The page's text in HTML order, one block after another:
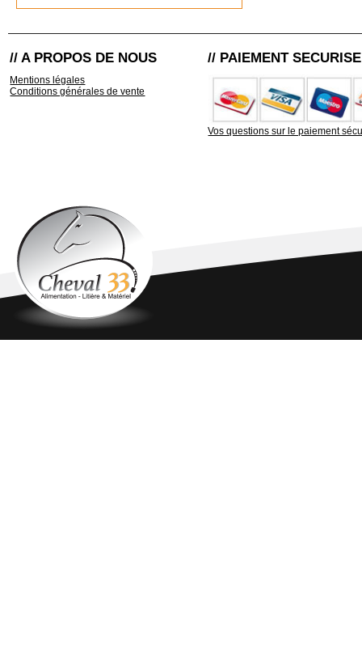
// A PROPOS DE NOUS
Mentions légales
Conditions générales de vente
// PAIEMENT SECURISE
Vos questions sur le paiement